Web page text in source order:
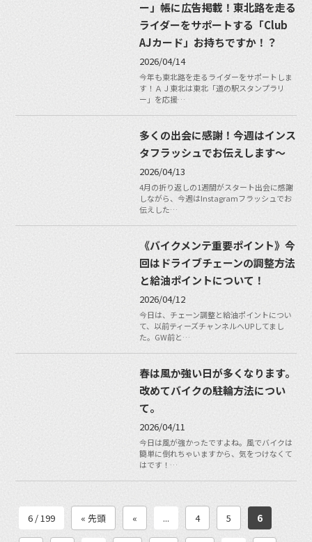
ー」帳に広告掲載！東北路を走る
ライダーをサポートする「Club
AJカード」お持ちですか！？
2026/04/14
今年も東北路を走るライダーをサポートしま
す！ＡＪ東北は東北「道の駅スタンプラリ
ー」を応援…
多くの出会に感謝！今週はインス
タフラッシュでお伝えします〜
2026/04/13
4月の折り返しの1週間がスタート出会に感謝
しながら、今週はInstagramフラッシュでお
伝えした…
《バイクメンテ重要ポイント》今
回はドライブチェーンの調整方法
と給油ポイントについて！
2026/04/12
今日は、チェーン調整と給油ポイントについ
て、以前ティーズチャンネルへUPしてまし
た。GW前と…
春は風か強い日が多くなります。
改めてバイクの駐輪方法につい
て。
2026/04/11
今日は風が強かったですよね。風でバイクは
簡単に倒れちゃいますから、気をつけなくて
はです！…
6 / 199 « 先頭 « ... 4 5 6